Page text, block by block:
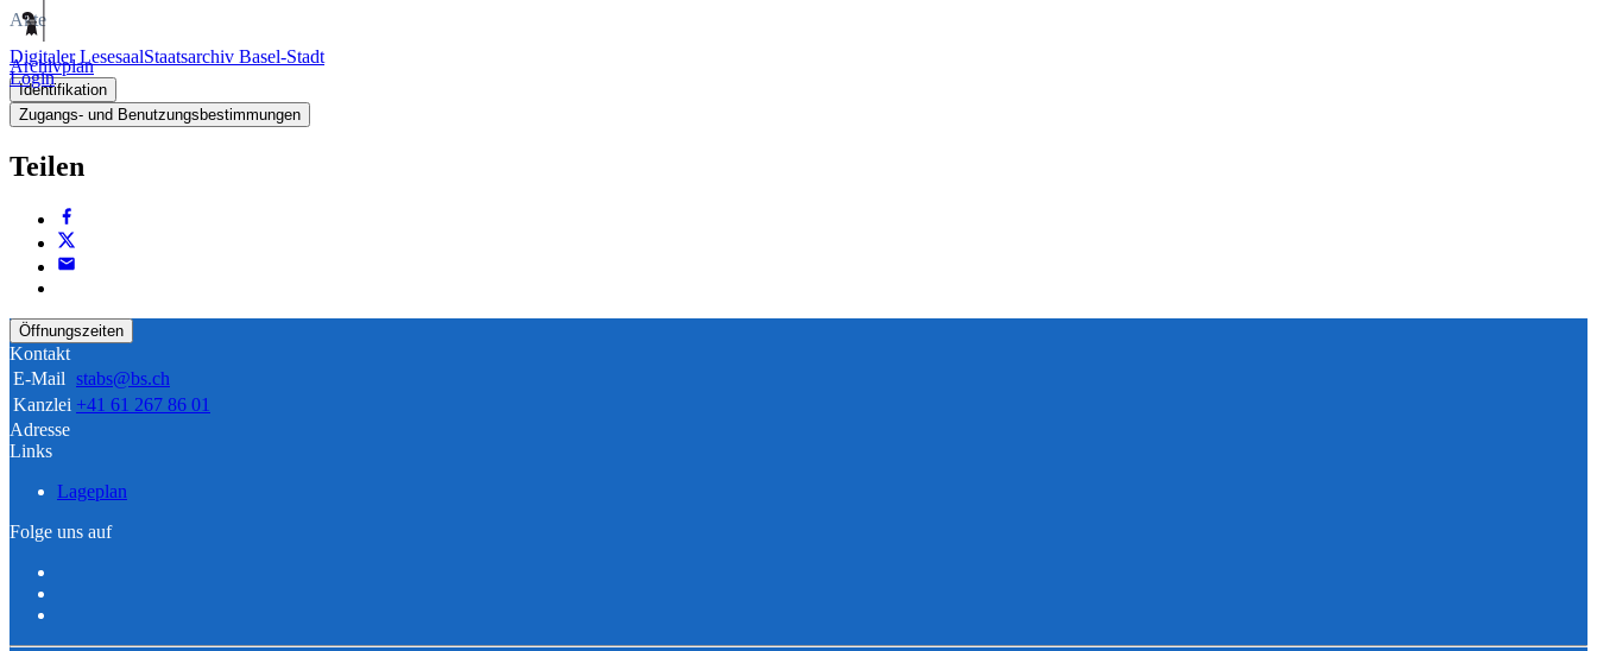
Digitaler LesesaalStaatsarchiv Basel-Stadt
Login
Akte
Archivplan
Identifikation
Zugangs- und Benutzungsbestimmungen
Teilen
Öffnungszeiten
Kontakt
E-Mail stabs@bs.ch
Kanzlei +41 61 267 86 01
Adresse
Links
Lageplan
Folge uns auf